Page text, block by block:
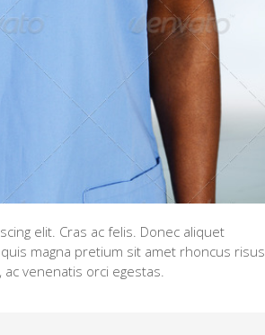
elit. Cras ac felis. Donec aliquet
magna pretium sit amet rhoncus risus
venenatis orci egestas.